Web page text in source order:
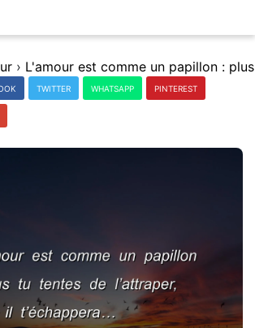
›
TWITTER WHATSAPP PINTEREST